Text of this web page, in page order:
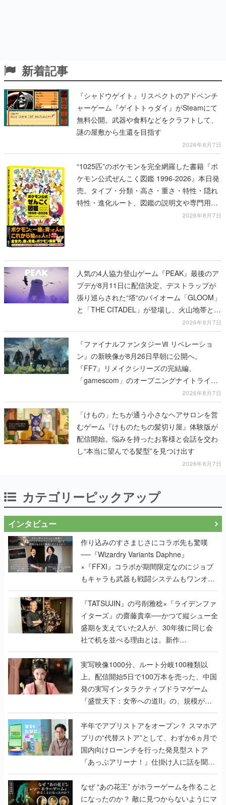
新着記事
『シャドウゲイト』リスペクトのアドベンチ
ャーゲーム『ゲイトトゥダイ』がSteamにて
無料公開。武器や食料などをクラフトして、
謎の屋敷から生還を目指す
2026年8月7日
“1025匹”のポケモンを完全網羅した書籍『ポ
ケモン公式ぜんこく図鑑 1996-2026』本日発
売。タイプ・分類・高さ・重さ・特性・隠れ
特性・進化ルート、図鑑の説明文や専門用語
2026年8月7日
人気の4人協力登山ゲーム『PEAK』最後のア
プデが8月11日に配信決定。デストラップが
張り巡らされた“塔“のバイオーム「GLOOM」
と「THE CITADEL」が登場し、火山地帯と入
2026年8月7日
『ファイナルファンタジーⅦ リベレーショ
ン』の新映像が8月26日早朝に公開へ。
『FF7』リメイクシリーズの完結編、
「gamescom」のオープニングナイトライブ
にてディレクターの浜口直樹氏が登壇する予
定
2026年8月7日
「けもの」たちが通う小さなヘアサロンを営
むゲーム『けものたちの髪切り屋』体験版が
配信開始。悩みを持ったお客様と会話を交わ
し“本当に望んでる髪型”を見つけ出す
2026年8月7日
カテゴリーピックアップ
インタビュー
作り込みのすさまじさにコラボ先も驚嘆
──『Wizardry Variants Daphne』
×『FFXI』コラボが期間限定なのにジョブ
もキャラも武器も戦闘システムもワンオフ
で作り込まれた理由を両ディレクターに聞
く
『TATSUJIN』の弓削雅稔×『ライデンファ
イターズ』の齋藤貴幸──かつて縦シュー全
盛期を支えていた2人が、30年後に同じ会
社で机を並べる理由とは。新作
『TATSUJIN EXTREME』で初タッグを組
んだレジェンド2人に訊く開発秘話
実写映像1000分、ルート分岐100種類以
上。配信開始5日で100万本を売った、中国
発の実写インタラクティブドラマゲーム
『盛世天下：女帝への道II』の、規模が違
うこだわりをプロデューサーに聞いた
半年でアプリストアをオープン？ スマホア
プリの“代替ストア”として、わずか6ヵ月で
国内向けローンチを行った発見型ストア
『あっぷアリーナ！』仕掛け人に話を聞い
てみた
なぜ “あの花王” がホラーゲームを作ること
になったのか？ 敵に見つからないようにマ